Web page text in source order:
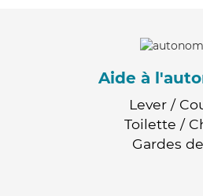
Aide à
Lever /
Toilette /
Gardes